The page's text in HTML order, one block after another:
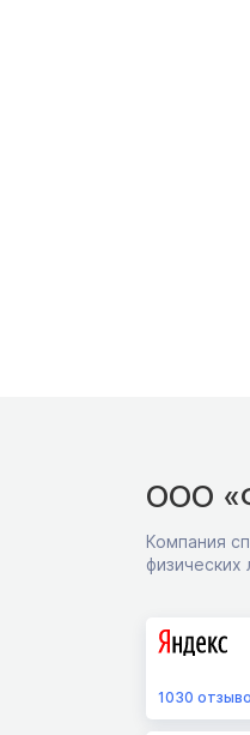
ООО
Компания
1030